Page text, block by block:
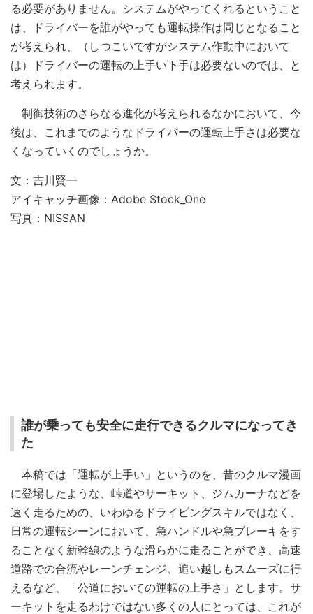
る必要がありません。システムがやってくれるということ
は、ドライバーを誰がやっても運転操作は同じとなること
が考えられ、（しつこいですがシステム作動中において
は）ドライバーの運転の上手い下手は必要ないのでは、と
考えられます。
制御技術のさらなる進化が考えられるなかにおいて、今
後は、これまでのようなドライバーの運転上手さは必要な
くなっていくのでしょうか。
文：吉川賢一
アイキャッチ画像：Adobe Stock_One
写真：NISSAN
誰が乗っても安全に走行できるクルマになってき
た
本稿では「運転が上手い」というのを、昔のクルマ漫画
に登場したような、峠道やサーキット、ジムカーナなどを
速く走るための、いわゆるドライビングスキルではなく、
日常の運転シーンにおいて、急ハンドルや急ブレーキをす
ることなく新幹線のような滑らかに走ることができ、高速
道路での合流やレーンチェンジ、追い越しもスムーズに行
えるなど、「公道においての運転の上手さ」とします。サ
ーキットを走るわけではない多くの人にとっては、これが